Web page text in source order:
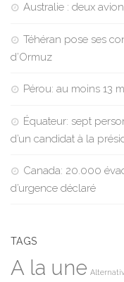
Australie : deux
Téhéran pose ses
d’Ormuz
Pérou: au moins 13
Équateur: sept
d’un candidat à la
Canada: 20.000
d’urgence déclaré
TAGS
A la une